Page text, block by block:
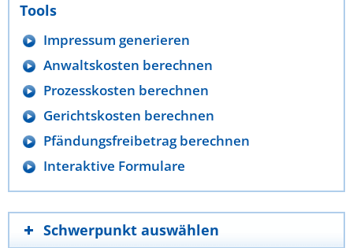
Tools
Impressum generieren
Anwaltskosten berechnen
Prozesskosten berechnen
Gerichtskosten berechnen
Pfändungsfreibetrag berechnen
Interaktive Formulare
Schwerpunkt auswählen